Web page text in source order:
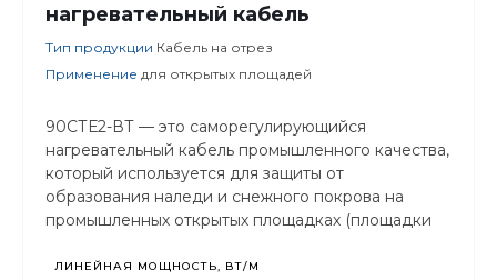
нагревательный кабель
Тип продукции Кабель на отрез
Применение для открытых площадей
90СТЕ2-ВТ — это саморегулирующийся
нагревательный кабель промышленного качества,
который используется для защиты от
образования наледи и снежного покрова на
промышленных открытых площадках (площадки
вертолетные площадки).
ЛИНЕЙНАЯ МОЩНОСТЬ, ВТ/М